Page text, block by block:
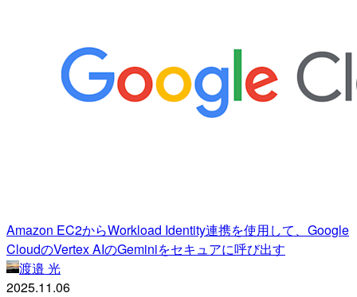
Amazon EC2からWorkload Identity連携を使用して、Google
CloudのVertex AIのGeminiをセキュアに呼び出す
渡邉 光
2025.11.06